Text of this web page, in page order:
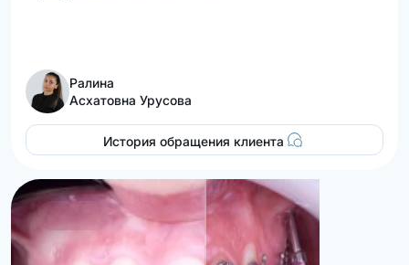
Ралина
Асхатовна Урусова
История обращения клиента